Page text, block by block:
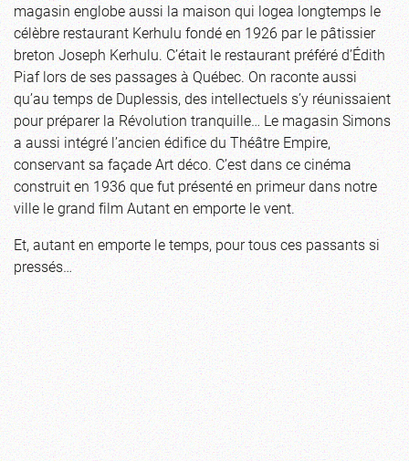
magasin englobe aussi la maison qui logea longtemps le
célèbre restaurant Kerhulu fondé en 1926 par le pâtissier
breton Joseph Kerhulu. C’était le restaurant préféré d’Édith
Piaf lors de ses passages à Québec. On raconte aussi
qu’au temps de Duplessis, des intellectuels s’y réunissaient
pour préparer la Révolution tranquille… Le magasin Simons
a aussi intégré l’ancien édifice du Théâtre Empire,
conservant sa façade Art déco. C’est dans ce cinéma
construit en 1936 que fut présenté en primeur dans notre
ville le grand film Autant en emporte le vent.
Et, autant en emporte le temps, pour tous ces passants si
pressés…